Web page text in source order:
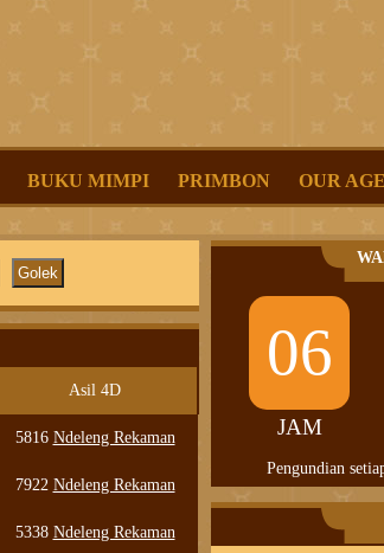
BUKU MIMPI PRIMBON OUR
Asil 4D
5816 Ndeleng Rekaman
7922 Ndeleng Rekaman
5338 Ndeleng Rekaman
06
JAM
Pengundian